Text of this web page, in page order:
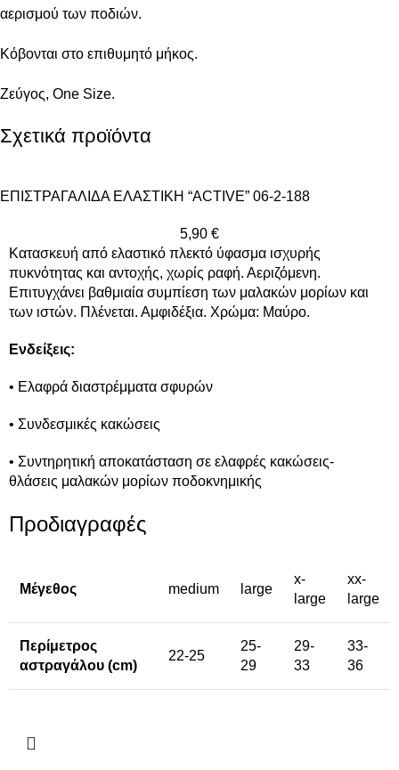
αερισμού των ποδιών.
Κόβονται στο επιθυμητό μήκος.
Ζεύγος, One Size.
Σχετικά προϊόντα
ΕΠΙΣΤΡΑΓΑΛΙΔΑ ΕΛΑΣΤΙΚΗ “ACTIVE” 06-2-188
5,90 €
Κατασκευή από ελαστικό πλεκτό ύφασμα ισχυρής
πυκνότητας και αντοχής, χωρίς ραφή. Αεριζόμενη.
Επιτυγχάνει βαθμιαία συμπίεση των μαλακών μορίων και
των ιστών. Πλένεται. Αμφιδέξια. Χρώμα: Mαύρο.
Ενδείξεις:
• Ελαφρά διαστρέμματα σφυρών
• Συνδεσμικές κακώσεις
• Συντηρητική αποκατάσταση σε ελαφρές κακώσεις-
θλάσεις μαλακών μορίων ποδοκνημικής
Προδιαγραφές
Μέγεθος medium large
x-
large
xx-
large
Περίμετρος
αστραγάλου (cm)
22-25
25-
29
29-
33
33-
36